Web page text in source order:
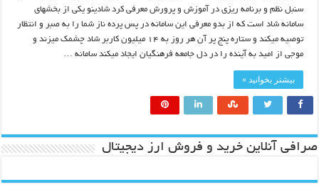
سنبل نظم و برنامه ریزی در آموزش و پرورش معرفی کرد شادینو یکی از بخشهای
سامانه شاد است که از بدو معرفی این سامانه در پس پرده ناز شما را به صبر و انتظار
توصیه میکند و ستاره پنج پر آن هر روز به ۱۴ میلیون کاربر شاد چشمک میزند و
موجی از امید به آینده را در دل جامعه فرهنگیان ایجاد میکند سامانه …
بیشتر بخوانید »
صرافی آنلاین خرید و فروش ارز دیجیتال